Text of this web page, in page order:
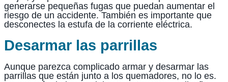
generarse pequeñas fugas que puedan aumentar el
riesgo de un accidente. También es importante que
desconectes la estufa de la corriente eléctrica.
Desarmar las parrillas
Aunque parezca complicado armar y desarmar las
parrillas que están junto a los quemadores, no lo es.